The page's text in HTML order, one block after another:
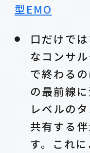
型EMO
口だけで
なコンサ
で終わる
の最前線
レベルの
共有する
す。これ